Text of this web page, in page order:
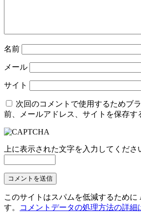
名前
メール
サイト
次回のコメントで使用するためブ
前、メールアドレス、サイトを保存す
上に表示された文字を入力してくださ
このサイトはスパムを低減するために
す。
コメントデータの処理方法の詳細